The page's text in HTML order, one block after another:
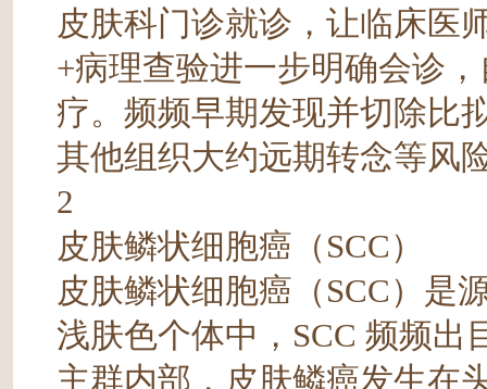
皮肤科门诊就诊，让临床医
+病理查验进一步明确会诊
疗。频频早期发现并切除比
其他组织大约远期转念等风
2
皮肤鳞状细胞癌（SCC）
皮肤鳞状细胞癌（SCC）是
浅肤色个体中，SCC 频频
主群内部，皮肤鳞癌发生在